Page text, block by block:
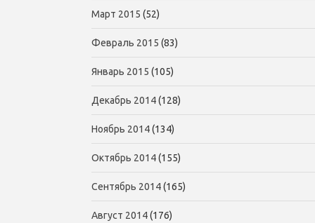
Март 2015 (52)
Февраль 2015 (83)
Январь 2015 (105)
Декабрь 2014(128)
Ноябрь 2014(134)
Октябрь 2014(155)
Сентябрь 2014(165)
Август 2014(176)